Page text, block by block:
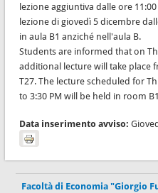
lezione aggiuntiva dalle ore
lezione di giovedì 5 dicembre
in aula B1 anziché nell'aula B.
Students are informed that on
additional lecture will take place
T27. The lecture scheduled for
to 3:30 PM will be held in room
Data inserimento avviso:
Facoltà di Economia "Giorgio